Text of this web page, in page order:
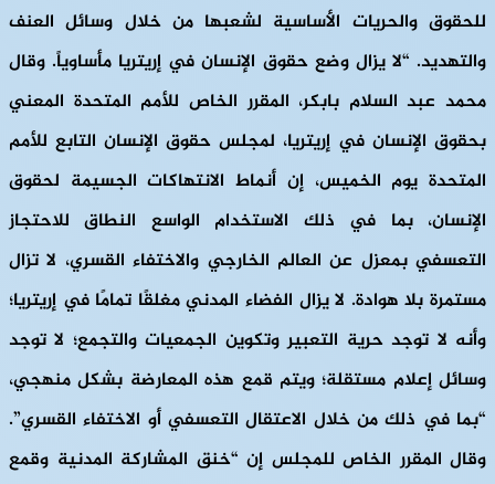
للحقوق والحريات الأساسية لشعبها من خلال وسائل العنف
والتهديد. “لا يزال وضع حقوق الإنسان في إريتريا مأساوياً. وقال
محمد عبد السلام بابكر، المقرر الخاص للأمم المتحدة المعني
بحقوق الإنسان في إريتريا، لمجلس حقوق الإنسان التابع للأمم
المتحدة يوم الخميس، إن أنماط الانتهاكات الجسيمة لحقوق
الإنسان، بما في ذلك الاستخدام الواسع النطاق للاحتجاز
التعسفي بمعزل عن العالم الخارجي والاختفاء القسري، لا تزال
مستمرة بلا هوادة. لا يزال الفضاء المدني مغلقًا تمامًا في إريتريا؛
وأنه لا توجد حرية التعبير وتكوين الجمعيات والتجمع؛ لا توجد
وسائل إعلام مستقلة؛ ويتم قمع هذه المعارضة بشكل منهجي،
“بما في ذلك من خلال الاعتقال التعسفي أو الاختفاء القسري”.
وقال المقرر الخاص للمجلس إن “خنق المشاركة المدنية وقمع